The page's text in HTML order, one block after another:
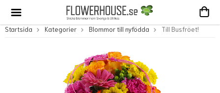
Startsida Kategorier Blommor till nyfödda Till Busfröet!